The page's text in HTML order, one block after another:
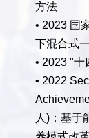
方法
• 2023 国
下混合式
• 2023 "
• 2022
人)：基于